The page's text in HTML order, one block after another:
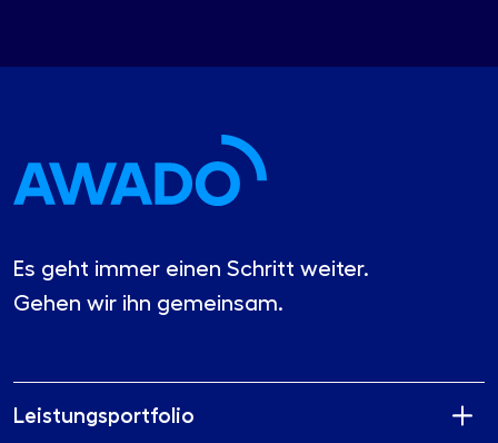
Es geht immer einen Schritt weiter.
Gehen wir ihn gemeinsam.
Leistungsportfolio